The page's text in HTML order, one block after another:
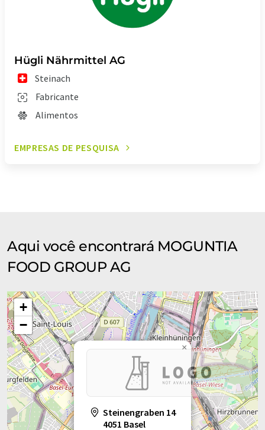
Hügli Nährmittel AG
Steinach
Fabricante
Alimentos
EMPRESAS DE PESQUISA
Aqui você encontrará MOGUNTIA
FOOD GROUP AG
Steinengraben 14
4051 Basel
×
+
−